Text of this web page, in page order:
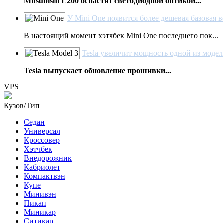
У Mini One появится более дешевая базовая
В настоящий момент хэтчбек Mini One последнего пок...
Tesla увеличит мощность одной из
Tesla выпускает обновление прошивки...
VPS
Кузов/Тип
Седан
Универсал
Кроссовер
Хэтчбек
Внедорожник
Кабриолет
Компактвэн
Купе
Минивэн
Пикап
Миникар
Ситикар